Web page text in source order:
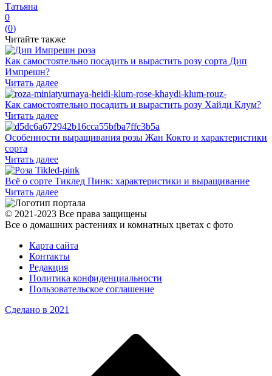
Татьяна
0
(0)
Читайте также
Как самостоятельно посадить и вырастить розу сорта Дип
Импрешн?
Читать далее
Как самостоятельно посадить и вырастить розу Хайди Клум?
Читать далее
Особенности выращивания розы Жан Кокто и характеристики
сорта
Читать далее
Всё о сорте Тиклед Пинк: характеристики и выращивание
Читать далее
© 2021-2023 Все права защищены
Все о домашних растениях и комнатных цветах с фото
Карта сайта
Контакты
Редакция
Политика конфиденциальности
Пользовательское соглашение
Сделано в 2021